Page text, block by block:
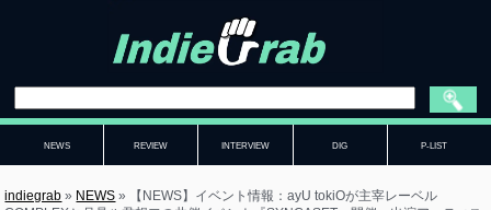
NEWS REVIEW INTERVIEW DIG P-LIST
indiegrab » NEWS »
【NEWS】イベント情報：ayU tokiOが主宰レーベル